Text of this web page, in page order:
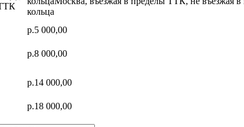
кольца
р.5 000,00
р.8 000,00
р.14 000,00
р.18 000,00